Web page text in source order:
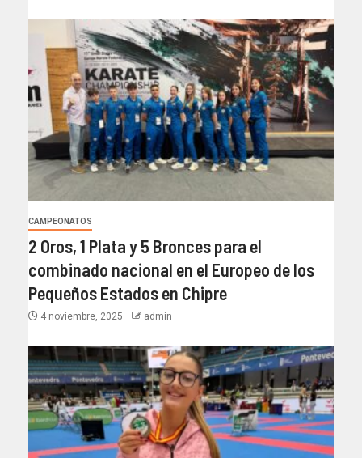
CAMPEONATOS
2 Oros, 1 Plata y 5 Bronces para el
combinado nacional en el Europeo de los
Pequeños Estados en Chipre
4 noviembre, 2025 admin